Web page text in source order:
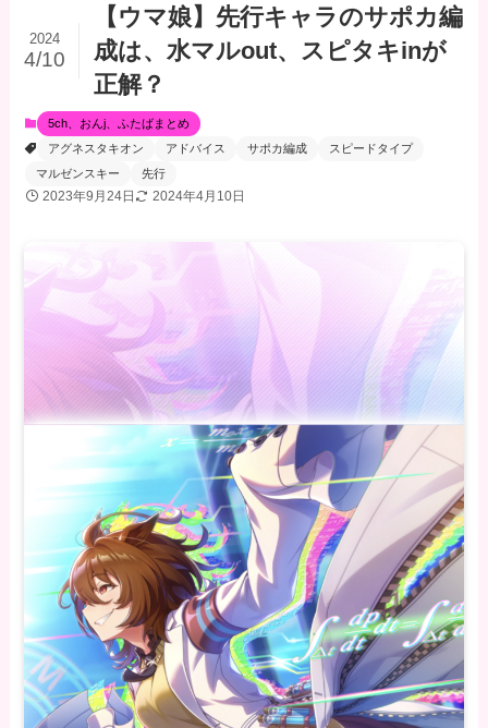
【ウマ娘】先行キャラのサポカ編
成は、水マルout、スピタキinが
正解？
2024
4/10
5ch、おんj、ふたばまとめ
アグネスタキオン
アドバイス サポカ編成
スピードタイプ
マルゼンスキー
先行
2023年9月24日 2024年4月10日